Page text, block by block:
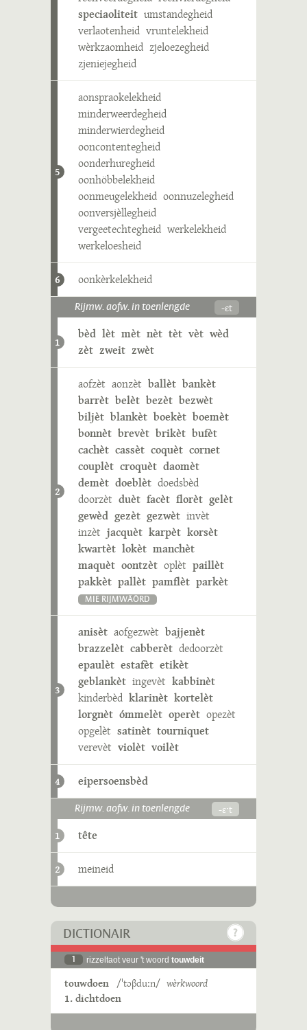
speciaoliteit umstandegheid
verlaotenheid vruntelekheid
wèrkzaomheid zjeloezegheid
zjeniejegheid
5
aonspraokelekheid
minderweerdegheid
minderwierdegheid
ooncontentegheid
oonderhuregheid
oonhöbbelekheid
oonmeugelekheid oonnuzelegheid
oonversjèllegheid
vergeetechtegheid werkelekheid
werkeloesheid
6 oonkèrkelekheid
Rijmw. aofw. in toenlengde -ɛt
1
bèd lèt mèt nèt tèt vèt wèd
zèt zweit zwèt
2
aofzèt aonzèt ballèt bankèt
barrèt belèt bezèt bezwèt
biljèt blankèt boekèt boemèt
bonnèt brevèt brikèt bufèt
cachèt cassèt coquèt cornet
couplèt croquèt daomèt
demèt doeblèt doedsbèd
doorzèt duèt facèt florèt gelèt
gewèd gezèt gezwèt invèt
inzèt jacquèt karpèt korsèt
kwartèt lokèt manchèt
maquèt oontzèt oplèt paillèt
pakkèt pallèt pamflèt parkèt
MIE RIJMWÄÖRD
3
anisèt aofgezwèt bajjenèt
brazzelèt cabberèt dedoorzèt
epaulèt estafèt etikèt
geblankèt ingevèt kabbinèt
kinderbèd klarinèt kortelèt
lorgnèt ómmelèt operèt opezèt
opgelèt satinèt tourniquet
verevèt violèt voilèt
4 eipersoensbèd
Rijmw. aofw. in toenlengde -ɛˑt
1 tête
2 meineid
DICTIONAIR
1 rizzeltaot veur 't woord touwdeit
touwdoen /ˈtɔβduːn/ wèrkwoord
1. dichtdoen